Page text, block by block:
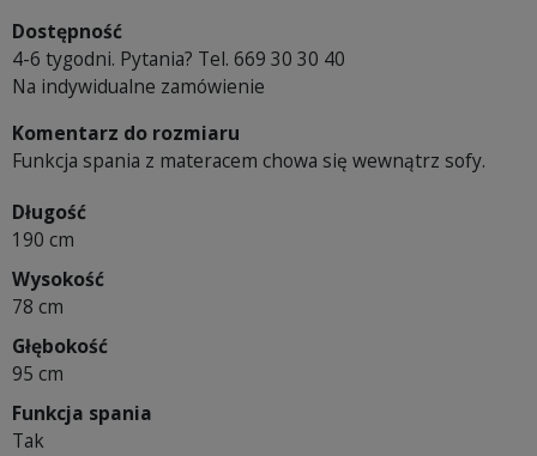
Dostępność
4-6 tygodni. Pytania? Tel. 669 30 30 40
Na indywidualne zamówienie
Komentarz do rozmiaru
Funkcja spania z materacem chowa się wewnątrz sofy.
Długość
190 cm
Wysokość
78 cm
Głębokość
95 cm
Funkcja spania
Tak